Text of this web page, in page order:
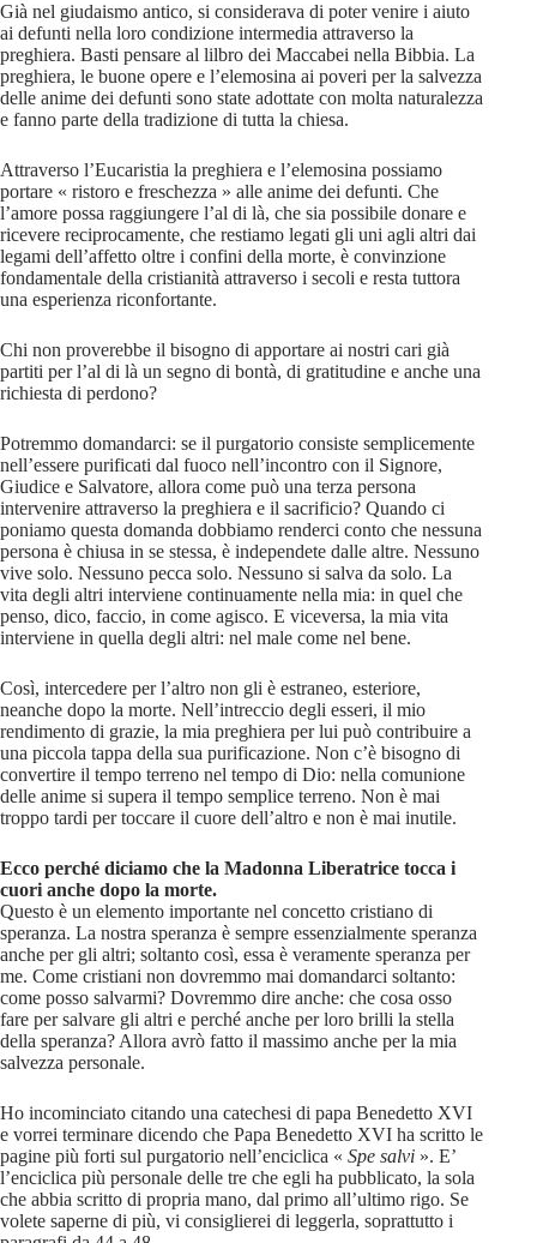
Già nel giudaismo antico, si considerava di poter venire i aiuto
ai defunti nella loro condizione intermedia attraverso la
preghiera. Basti pensare al lilbro dei Maccabei nella Bibbia. La
preghiera, le buone opere e l’elemosina ai poveri per la salvezza
delle anime dei defunti sono state adottate con molta naturalezza
e fanno parte della tradizione di tutta la chiesa.
Attraverso l’Eucaristia la preghiera e l’elemosina possiamo
portare « ristoro e freschezza » alle anime dei defunti. Che
l’amore possa raggiungere l’al di là, che sia possibile donare e
ricevere reciprocamente, che restiamo legati gli uni agli altri dai
legami dell’affetto oltre i confini della morte, è convinzione
fondamentale della cristianità attraverso i secoli e resta tuttora
una esperienza riconfortante.
Chi non proverebbe il bisogno di apportare ai nostri cari già
partiti per l’al di là un segno di bontà, di gratitudine e anche una
richiesta di perdono?
Potremmo domandarci: se il purgatorio consiste semplicemente
nell’essere purificati dal fuoco nell’incontro con il Signore,
Giudice e Salvatore, allora come può una terza persona
intervenire attraverso la preghiera e il sacrificio? Quando ci
poniamo questa domanda dobbiamo renderci conto che nessuna
persona è chiusa in se stessa, è independete dalle altre. Nessuno
vive solo. Nessuno pecca solo. Nessuno si salva da solo. La
vita degli altri interviene continuamente nella mia: in quel che
penso, dico, faccio, in come agisco. E viceversa, la mia vita
interviene in quella degli altri: nel male come nel bene.
Così, intercedere per l’altro non gli è estraneo, esteriore,
neanche dopo la morte. Nell’intreccio degli esseri, il mio
rendimento di grazie, la mia preghiera per lui può contribuire a
una piccola tappa della sua purificazione. Non c’è bisogno di
convertire il tempo terreno nel tempo di Dio: nella comunione
delle anime si supera il tempo semplice terreno. Non è mai
troppo tardi per toccare il cuore dell’altro e non è mai inutile.
Ecco perché diciamo che la Madonna Liberatrice tocca i
cuori anche dopo la morte.
Questo è un elemento importante nel concetto cristiano di
speranza. La nostra speranza è sempre essenzialmente speranza
anche per gli altri; soltanto così, essa è veramente speranza per
me. Come cristiani non dovremmo mai domandarci soltanto:
come posso salvarmi? Dovremmo dire anche: che cosa osso
fare per salvare gli altri e perché anche per loro brilli la stella
della speranza? Allora avrò fatto il massimo anche per la mia
salvezza personale.
Ho incominciato citando una catechesi di papa Benedetto XVI
e vorrei terminare dicendo che Papa Benedetto XVI ha scritto le
pagine più forti sul purgatorio nell’enciclica « Spe salvi ». E’
l’enciclica più personale delle tre che egli ha pubblicato, la sola
che abbia scritto di propria mano, dal primo all’ultimo rigo. Se
volete saperne di più, vi consiglierei di leggerla, soprattutto i